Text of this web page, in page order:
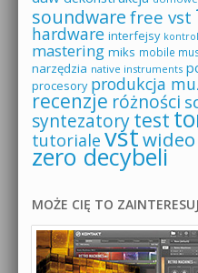
soundware free vst
hardware interfejsy
mastering miks mobile
narzędzia native instruments
procesory produkcja
recenzje różności
syntezatorytest
tutoriale vstwideo
zero decybeli
MOŻE CIĘ TO